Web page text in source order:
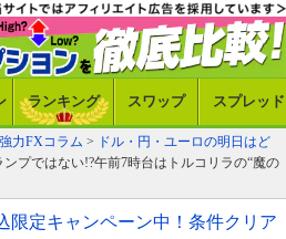
ランキング スワップ スプレッド
力FXコラム > ドル・円・ユーロの明日はど
プではない!?午前7時台はトルコリラの“魔の
限定キャンペーン中！条件クリア